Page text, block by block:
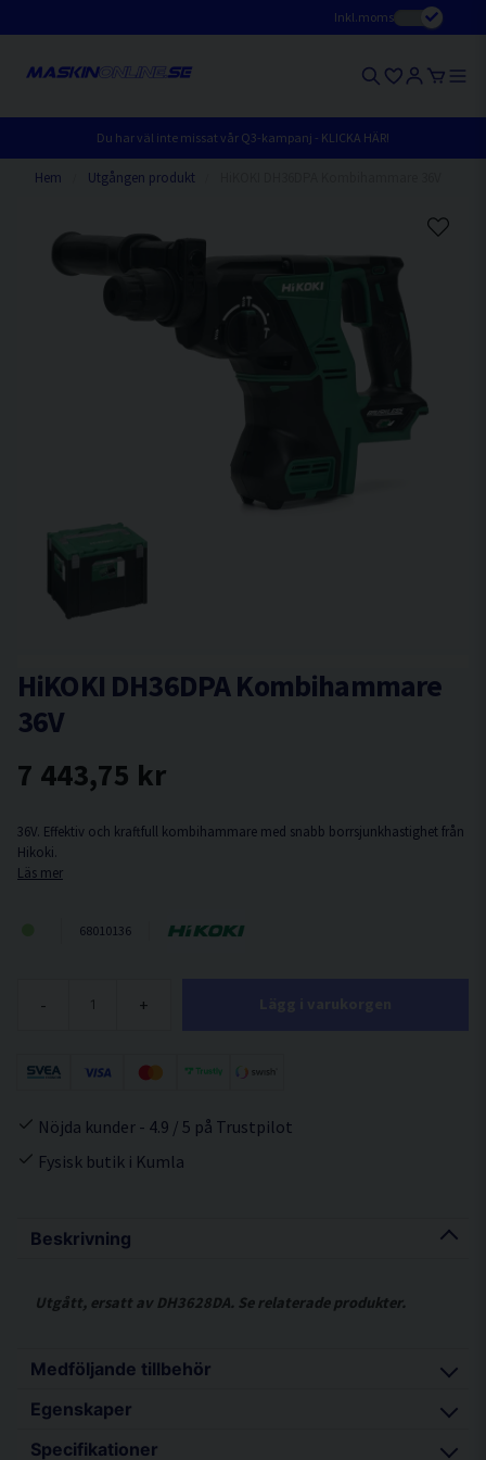
Inkl.moms
Du har väl inte missat vår Q3-kampanj - KLICKA HÄR!
Hem Utgången produkt
Beskrivning
Utgått, ersatt av DH3628DA. Se relaterade produkter.
Medföljande tillbehör
Stapelbar förvaringsväska (HSC4)
Djupanhåll
Egenskaper
Specifikationer
HiKOKI DH36DPA Kombihammare
36V
7 443,75 kr
36V. Effektiv och kraftfull kombihammare med snabb borrsjunkhastighet från
Hikoki.
Läs mer
68010136
- +
Nöjda kunder - 4.9 / 5 på Trustpilot
Fysisk butik i Kumla